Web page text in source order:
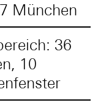
München
36
10